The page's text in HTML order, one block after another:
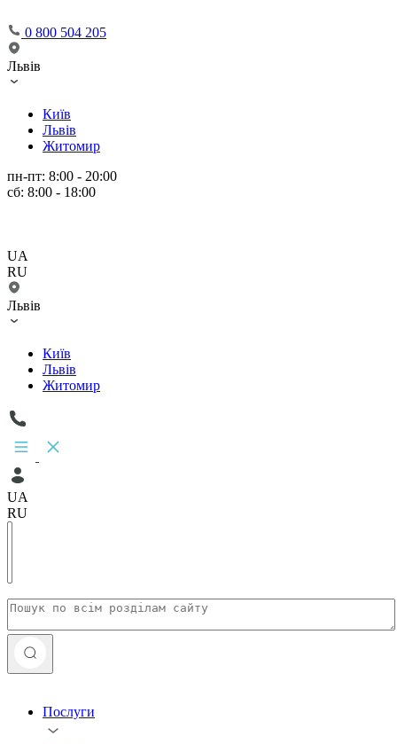
0 800 504 205
Львів
Київ
Львів
Житомир
пн-пт: 8:00 - 20:00
сб: 8:00 - 18:00
UA
RU
Львів
Київ
Львів
Житомир
UA
RU
Послуги